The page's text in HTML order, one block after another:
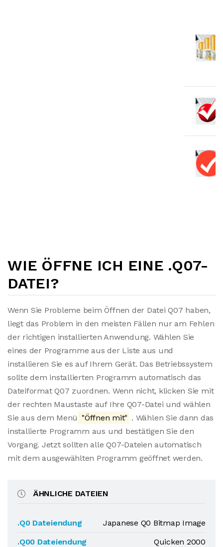
WIE ÖFFNE ICH EINE .Q07-
DATEI?
Wenn Sie Probleme beim Öffnen der Datei Q07 haben,
liegt das Problem in den meisten Fällen nur am Fehlen
der richtigen installierten Anwendung. Wählen Sie
eines der Programme aus der Liste aus und
installieren Sie es auf Ihrem Gerät. Das Betriebssystem
sollte dem installierten Programm automatisch das
Dateiformat Q07 zuordnen. Wenn nicht, klicken Sie mit
der rechten Maustaste auf Ihre Q07-Datei und wählen
Sie aus dem Menü "Öffnen mit" . Wählen Sie dann das
installierte Programm aus und bestätigen Sie den
Vorgang. Jetzt sollten alle Q07-Dateien automatisch
mit dem ausgewählten Programm geöffnet werden.
ÄHNLICHE DATEIEN
.Q0 Dateiendung
Japanese Q0 Bitmap Image
.Q00 Dateiendung
Quicken 2000